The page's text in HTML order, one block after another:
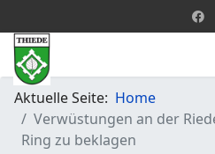
Aktuelle Seite: Home
Verwüstungen an der
Ring zu beklagen